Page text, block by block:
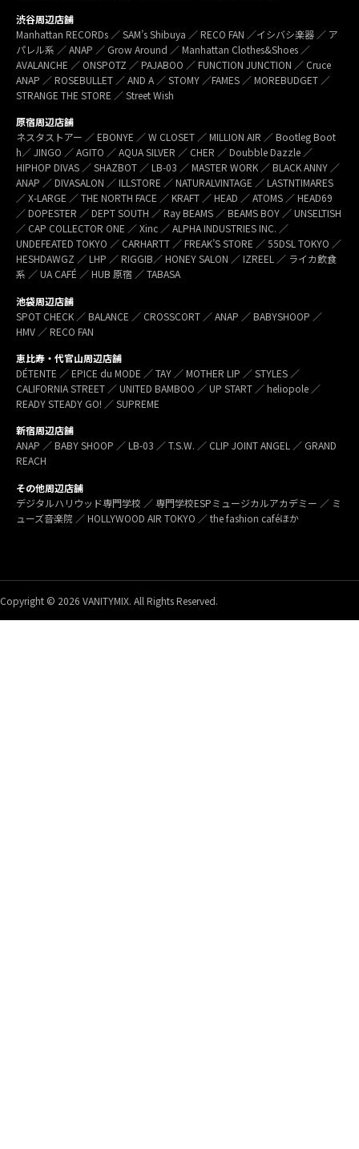
渋谷周辺店舗
Manhattan RECORDs ／ SAM’s Shibuya ／ RECO FAN ／イシバシ楽器 ／ ア
パレル系 ／ ANAP ／ Grow Around ／ Manhattan Clothes&Shoes ／
AVALANCHE ／ ONSPOTZ ／ PAJABOO ／ FUNCTION JUNCTION ／ Cruce
ANAP ／ ROSEBULLET ／ AND A ／ STOMY ／FAMES ／ MOREBUDGET ／
STRANGE THE STORE ／ Street Wish
原宿周辺店舗
ネスタストアー ／ EBONYE ／ W CLOSET ／ MILLION AIR ／ Bootleg Boot
h／ JINGO ／ AGITO ／ AQUA SILVER ／ CHER ／ Doubble Dazzle ／
HIPHOP DIVAS ／ SHAZBOT ／ LB-03 ／ MASTER WORK ／ BLACK ANNY ／
ANAP ／ DIVASALON ／ ILLSTORE ／ NATURALVINTAGE ／ LASTNTIMARES
／ X-LARGE ／ THE NORTH FACE ／ KRAFT ／ HEAD ／ ATOMS ／ HEAD69
／ DOPESTER ／ DEPT SOUTH ／ Ray BEAMS ／ BEAMS BOY ／ UNSELTISH
／ CAP COLLECTOR ONE ／ Xinc ／ ALPHA INDUSTRIES INC. ／
UNDEFEATED TOKYO ／ CARHARTT ／ FREAK’S STORE ／ 55DSL TOKYO ／
HESHDAWGZ ／ LHP ／ RIGGIB／ HONEY SALON ／ IZREEL ／ ライカ飲食
系 ／ UA CAFÉ ／ HUB 原宿 ／ TABASA
池袋周辺店舗
SPOT CHECK ／ BALANCE ／ CROSSCORT ／ ANAP ／ BABYSHOOP ／
HMV ／ RECO FAN
恵比寿・代官山周辺店舗
DÉTENTE ／ EPICE du MODE ／ TAY ／ MOTHER LIP ／ STYLES ／
CALIFORNIA STREET ／ UNITED BAMBOO ／ UP START ／ heliopole ／
READY STEADY GO! ／ SUPREME
新宿周辺店舗
ANAP ／ BABY SHOOP ／ LB-03 ／ T.S.W. ／ CLIP JOINT ANGEL ／ GRAND
REACH
その他周辺店舗
デジタルハリウッド専門学校 ／ 専門学校ESPミュージカルアカデミー ／ ミ
ューズ音楽院 ／ HOLLYWOOD AIR TOKYO ／ the fashion caféほか
Copyright © 2026 VANITYMIX. All Rights Reserved.